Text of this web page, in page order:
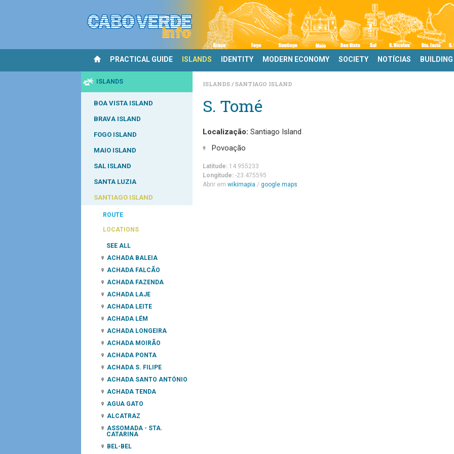
PRACTICAL GUIDE ISLANDS IDENTITY MODERN ECONOMY SOCIETY NOTÍCIAS BUILDING
ISLANDS
BOA VISTA ISLAND
BRAVA ISLAND
FOGO ISLAND
MAIO ISLAND
SAL ISLAND
SANTA LUZIA
SANTIAGO ISLAND
ROUTE
LOCATIONS
SEE ALL
ACHADA BALEIA
ACHADA FALCÃO
ACHADA FAZENDA
ACHADA LAJE
ACHADA LEITE
ACHADA LÉM
ACHADA LONGEIRA
ACHADA MOIRÃO
ACHADA PONTA
ACHADA S. FILIPE
ACHADA SANTO ANTÓNIO
ACHADA TENDA
AGUA GATO
ALCATRAZ
ASSOMADA - STA.
CATARINA
BEL-BEL
ISLANDS SANTIAGO ISLAND
S. Tomé
Localização: Santiago Island
Povoação
Latitude: 14.955233
Longitude: -23.475595
Abrir em wikimapia / google maps